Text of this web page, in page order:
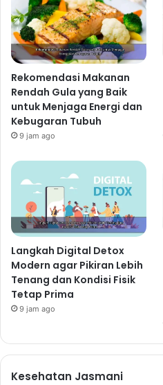
Rekomendasi Makanan
Rendah Gula yang Baik
untuk Menjaga Energi dan
Kebugaran Tubuh
9 jam ago
Langkah Digital Detox
Modern agar Pikiran Lebih
Tenang dan Kondisi Fisik
Tetap Prima
9 jam ago
Kesehatan Jasmani